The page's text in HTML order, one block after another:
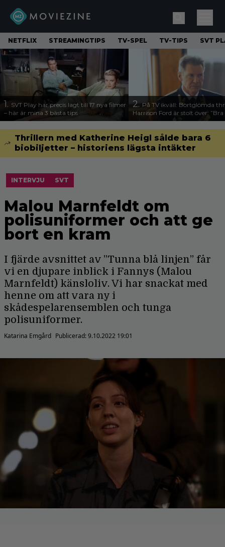
NETFLIX STREAMINGTIPS TV-SPEL TV-TIPS SVT
1. SVT Play har precis lagt till 17 nya filmer
– här är mina 3 bästa tips
2. På TV ikväll: Bortglömda
Harrison Ford är stolt över:
Thrillern med Katherine Heigl sålde bara 6
biobiljetter – historiens lägsta intäkter
INTERVJU SVT
Malou Marnfeldt om
polisuniformer och att ge
bort en kram
I fjärde avsnittet av ”Tunna blå linjen” får
vi en djupare inblick i Fannys (Malou
Marnfeldt) känsloliv. Vi har snackat med
henne om att vara ny i
skådespelarensemblen och tunga
polisuniformer.
Katarina Emgård Publicerad:9.10.2022 19:01